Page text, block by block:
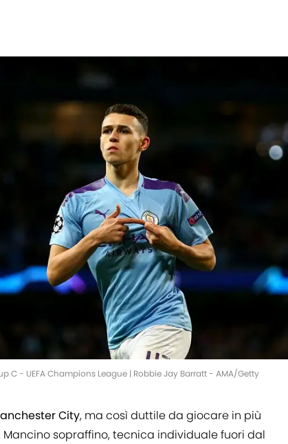
C - UEFA Champions League | Robbie Jay Barratt - AMA/Getty
City, ma così duttile da giocare in più
sopraffino, tecnica individuale fuori dal